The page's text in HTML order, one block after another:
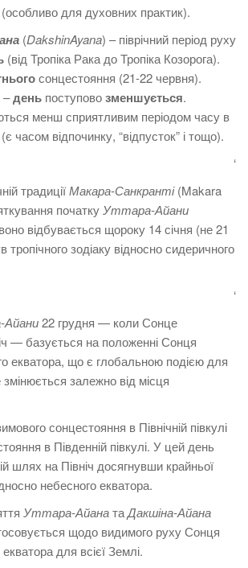
(особливо для духовних практик).
(DakshinAyana) – піврічний період руху
(від Тропіка Рака до Тропіка Козорога).
сонцестояння (21-22 червня).
–день поступовозменшується.
менш сприятливим періодом часу в
часом відпочинку, “відпусток” і тощо).
‘
традиціїМакара-Санкранті(Makara
початкуУттара-Айани
відбувається щороку 14 січня (не 21
тропічного зодіаку відносно сидеричного
‘
22 грудня — коли Сонце
— базується на положенні Сонця
екватора, що є глобальною подією для
змінюється залежно від місця
сонцестояння в Північній півкулі
в Південній півкулі. У цей день
шлях на Північ досягнувши крайньої
небесного екватора.
Уттара-АйанатаДакшіна-Айана
щодо видимого руху Сонця
для всієї Землі.